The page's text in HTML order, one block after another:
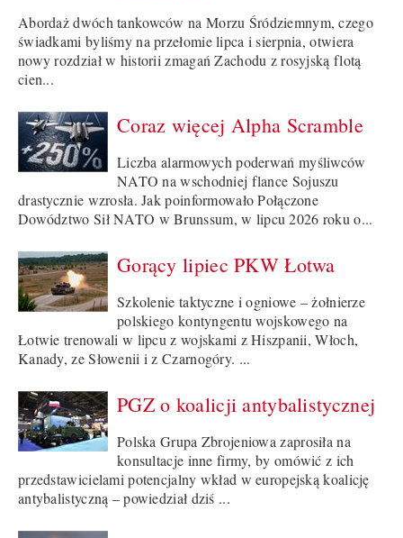
Abordaż dwóch tankowców na Morzu Śródziemnym, czego
świadkami byliśmy na przełomie lipca i sierpnia, otwiera
nowy rozdział w historii zmagań Zachodu z rosyjską flotą
cien...
Coraz więcej Alpha Scramble
Liczba alarmowych poderwań myśliwców
NATO na wschodniej flance Sojuszu
drastycznie wzrosła. Jak poinformowało Połączone
Dowództwo Sił NATO w Brunssum, w lipcu 2026 roku o...
Gorący lipiec PKW Łotwa
Szkolenie taktyczne i ogniowe – żołnierze
polskiego kontyngentu wojskowego na
Łotwie trenowali w lipcu z wojskami z Hiszpanii, Włoch,
Kanady, ze Słowenii i z Czarnogóry. ...
PGZ o koalicji antybalistycznej
Polska Grupa Zbrojeniowa zaprosiła na
konsultacje inne firmy, by omówić z ich
przedstawicielami potencjalny wkład w europejską koalicję
antybalistyczną – powiedział dziś ...